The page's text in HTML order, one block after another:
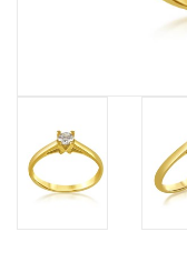
Merken
Exclusieve ringen